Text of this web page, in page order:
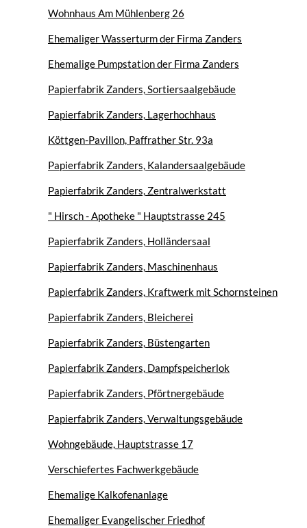
Wohnhaus Am Mühlenberg 26
Ehemaliger Wasserturm der Firma Zanders
Ehemalige Pumpstation der Firma Zanders
Papierfabrik Zanders, Sortiersaalgebäude
Papierfabrik Zanders, Lagerhochhaus
Köttgen-Pavillon, Paffrather Str. 93a
Papierfabrik Zanders, Kalandersaalgebäude
Papierfabrik Zanders, Zentralwerkstatt
" Hirsch - Apotheke " Hauptstrasse 245
Papierfabrik Zanders, Holländersaal
Papierfabrik Zanders, Maschinenhaus
Papierfabrik Zanders, Kraftwerk mit Schornsteinen
Papierfabrik Zanders, Bleicherei
Papierfabrik Zanders, Büstengarten
Papierfabrik Zanders, Dampfspeicherlok
Papierfabrik Zanders, Pförtnergebäude
Papierfabrik Zanders, Verwaltungsgebäude
Wohngebäude, Hauptstrasse 17
Verschiefertes Fachwerkgebäude
Ehemalige Kalkofenanlage
Ehemaliger Evangelischer Friedhof